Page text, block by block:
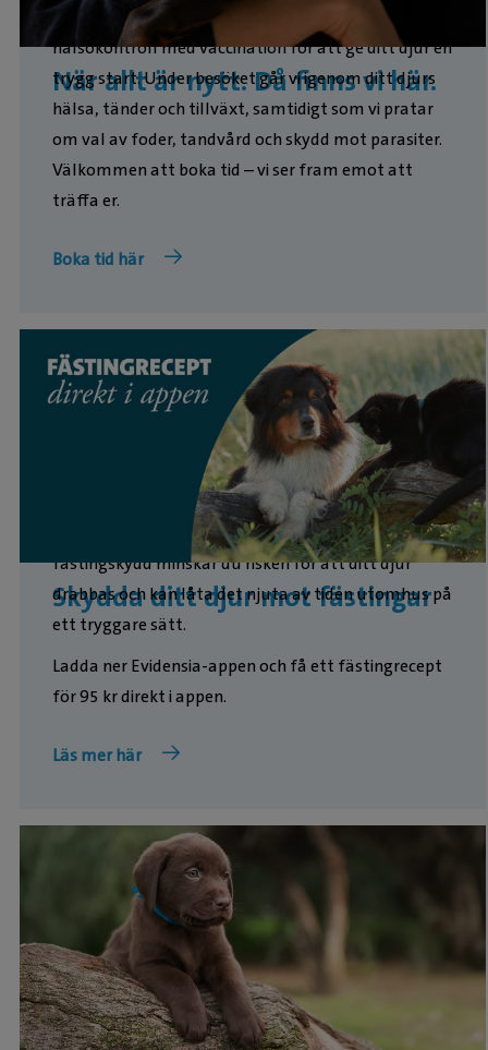
När allt är nytt. Då finns vi här.
kräver också tålamod och omsorg. Boka en
hälsokontroll med vaccination för att ge ditt djur en
trygg start. Under besöket går vi igenom ditt djurs
hälsa, tänder och tillväxt, samtidigt som vi pratar
om val av foder, tandvård och skydd mot parasiter.
Välkommen att boka tid – vi ser fram emot att
träffa er.
Boka tid här
Skydda ditt djur mot fästingar
Fästingbett kan sprida sjukdomar, och därför är det
viktigt att skydda din hund eller katt. Med rätt
fästingskydd minskar du risken för att ditt djur
drabbas och kan låta det njuta av tiden utomhus på
ett tryggare sätt.
Ladda ner Evidensia-appen och få ett fästingrecept
för 95 kr direkt i appen.
Läs mer här
Hos oss får du som uppfödare tillgång till ett brett